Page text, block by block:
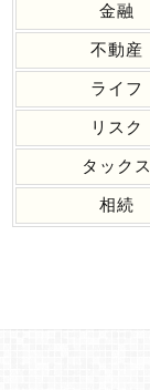
金融
不動産
ライフ
リスク
タックス
相続